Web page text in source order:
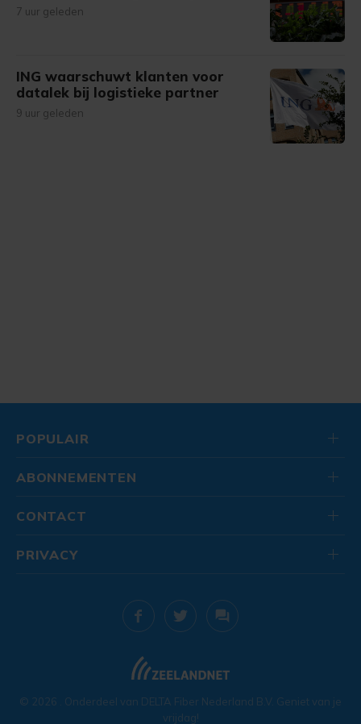
7 uur geleden
ING waarschuwt klanten voor
datalek bij logistieke partner
9 uur geleden
POPULAIR
ABONNEMENTEN
CONTACT
© 2026 . Onderdeel van DELTA Fiber Nederland B.V. Geniet van je
vrijdag!
PRIVACY